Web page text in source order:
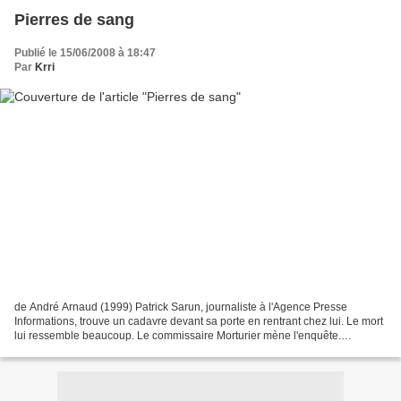
Pierres de sang
Publié le 15/06/2008 à 18:47
Par Krri
de André Arnaud (1999) Patrick Sarun, journaliste à l'Agence Presse
Informations, trouve un cadavre devant sa porte en rentrant chez lui. Le mort
lui ressemble beaucoup. Le commissaire Morturier mène l'enquête.